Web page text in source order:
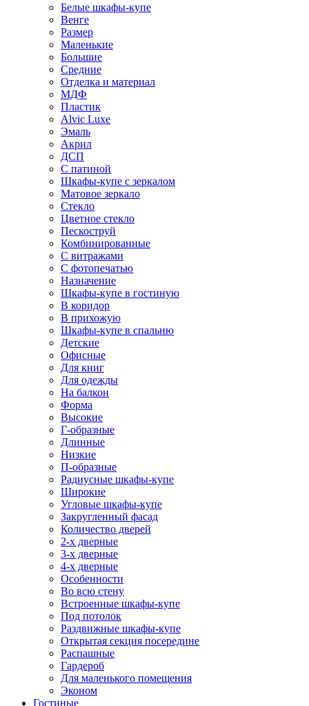
Белые шкафы-купе
Венге
Размер
Маленькие
Большие
Средние
Отделка и материал
МДФ
Пластик
Alvic Luxe
Эмаль
Акрил
ДСП
С патиной
Шкафы-купе с зеркалом
Матовое зеркало
Стекло
Цветное стекло
Пескоструй
Комбинированные
С витражами
С фотопечатью
Назначение
Шкафы-купе в гостиную
В коридор
В прихожую
Шкафы-купе в спальню
Детские
Офисные
Для книг
Для одежды
На балкон
Форма
Высокие
Г-образные
Длинные
Низкие
П-образные
Радиусные шкафы-купе
Широкие
Угловые шкафы-купе
Закругленный фасад
Количество дверей
2-х дверные
3-х дверные
4-х дверные
Особенности
Во всю стену
Встроенные шкафы-купе
Под потолок
Раздвижные шкафы-купе
Открытая секция посередине
Распашные
Гардероб
Для маленького помещения
Эконом
Гостиные